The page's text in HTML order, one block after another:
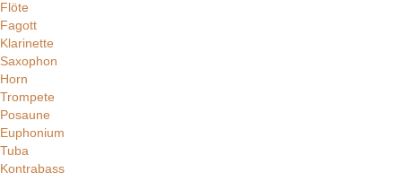
Flöte
Fagott
Klarinette
Saxophon
Horn
Trompete
Posaune
Euphonium
Tuba
Kontrabass